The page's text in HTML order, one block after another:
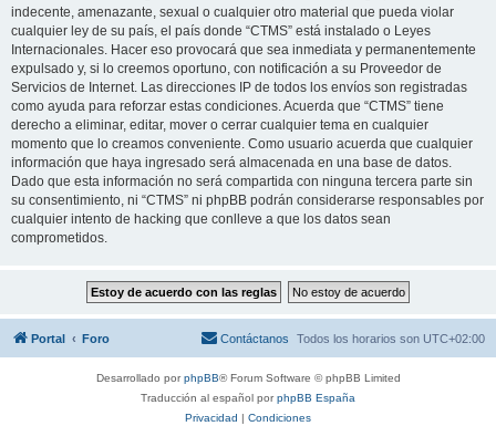
indecente, amenazante, sexual o cualquier otro material que pueda violar
cualquier ley de su país, el país donde “CTMS” está instalado o Leyes
Internacionales. Hacer eso provocará que sea inmediata y permanentemente
expulsado y, si lo creemos oportuno, con notificación a su Proveedor de
Servicios de Internet. Las direcciones IP de todos los envíos son registradas
como ayuda para reforzar estas condiciones. Acuerda que “CTMS” tiene
derecho a eliminar, editar, mover o cerrar cualquier tema en cualquier
momento que lo creamos conveniente. Como usuario acuerda que cualquier
información que haya ingresado será almacenada en una base de datos.
Dado que esta información no será compartida con ninguna tercera parte sin
su consentimiento, ni “CTMS” ni phpBB podrán considerarse responsables por
cualquier intento de hacking que conlleve a que los datos sean
comprometidos.
Portal Foro Todos los horarios son UTC+02:00
Contáctanos
Desarrollado porphpBB® Forum Software © phpBB Limited
Traducción al español porphpBB España
Privacidad | Condiciones